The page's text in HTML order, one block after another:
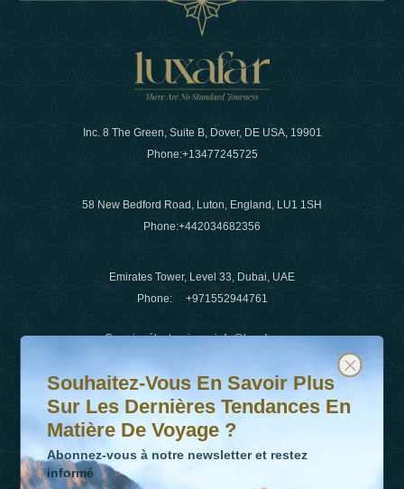
Inc. 8 The Green, Suite B, Dover, DE USA, 19901
Phone:+13477245725
58 New Bedford Road, Luton, England, LU1 1SH
Phone:+442034682356
Emirates Tower, Level 33, Dubai, UAE
Phone: +971552944761
Courrier électronique:info@luxafar.com
WhatsApp N°
+442034682356
+971552944761
Souhaitez-vous en savoir plus sur les dernières
Abonnez-vous à notre newsletter et restez informé
Souhaitez-Vous En Savoir Plus
Sur Les Dernières Tendances En
Matière De Voyage ?
Abonnez-vous à notre newsletter et restez
informé